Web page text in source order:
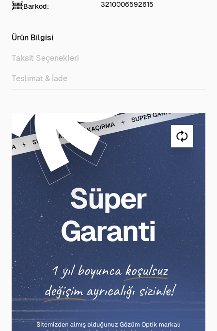
Barkod:
3210006592615
Ürün Bilgisi
Taksit Seçenekleri
Teslimat & İade